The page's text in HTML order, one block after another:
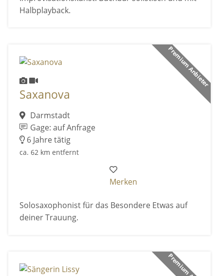
Halbplayback.
Premium Anbieter
Saxanova
Darmstadt
Gage: auf Anfrage
6 Jahre tätig
ca. 62 km entfernt
Merken
Solosaxophonist für das Besondere Etwas auf
deiner Trauung.